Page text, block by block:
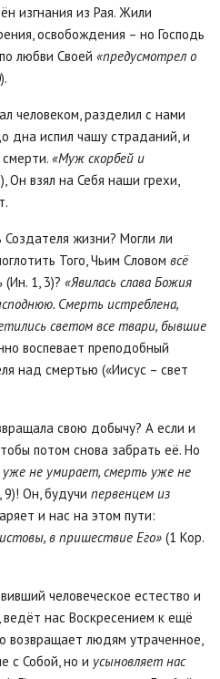
изгнания из Рая. Жили
освобождения – но Господь
любви Своей «предусмотрел о
человеком, разделил с нами
дна испил чашу страданий, и
«Муж скорбей и
Он взял на Себя наши грехи,
жизни? Могли ли
Того, Чьим Словом всё
(Ин. 1, 3)? «Явилась слава Божия
Смерть истреблена,
светом все твари, бывшие
воспевает преподобный
над смертью («Иисус – свет
свою добычу? А если и
потом снова забрать её. Но
не умирает, смерть уже не
9)! Он, будучи первенцем из
и нас на этом пути:
в пришествие Его» (1 Кор.
человеческое естество и
нас Воскресением к ещё
возвращает людям утраченное,
с Собой, но и усыновляет нас